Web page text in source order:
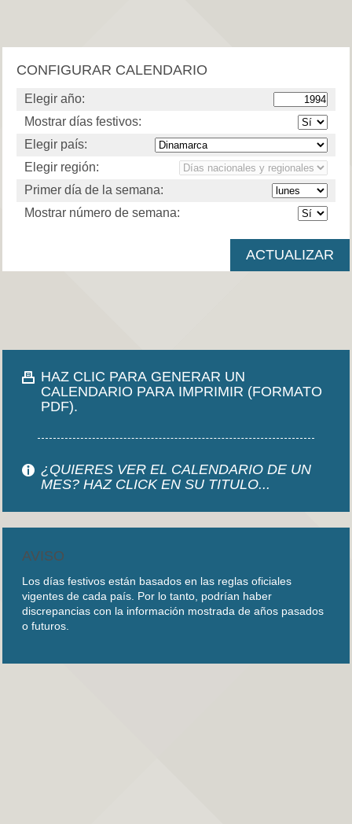
CONFIGURAR CALENDARIO
Elegir año:
Mostrar días festivos:
Elegir país:
Elegir región:
Primer día de la semana:
Mostrar número de semana:
HAZ CLIC PARA GENERAR UN
CALENDARIO PARA IMPRIMIR (FORMATO
PDF).
¿QUIERES VER EL CALENDARIO DE UN
MES? HAZ CLICK EN SU TITULO...
AVISO
Los días festivos están basados en las reglas oficiales
vigentes de cada país. Por lo tanto, podrían haber
discrepancias con la información mostrada de años pasados
o futuros.